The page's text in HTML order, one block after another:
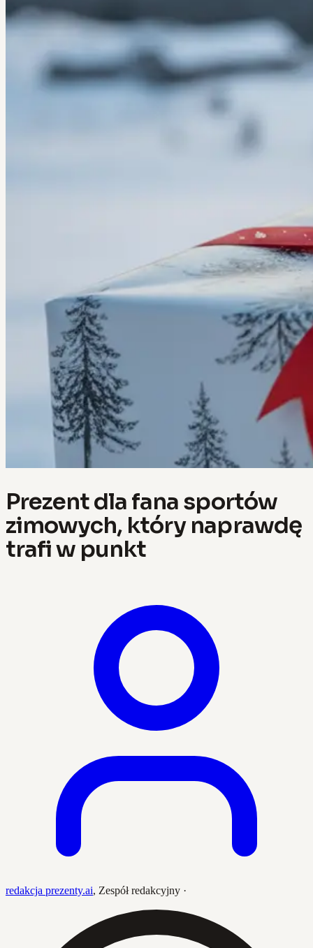
Prezent dla fana sportów
zimowych, który naprawdę
trafi w punkt
redakcja prezenty.ai, Zespół redakcyjny ·